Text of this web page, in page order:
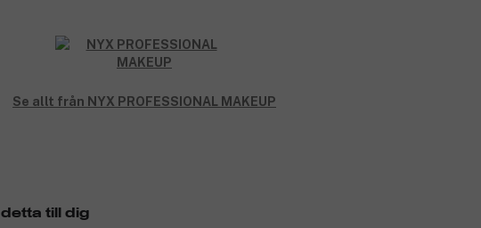
Se allt från NYX PROFESSIONAL MAKEUP
till dig